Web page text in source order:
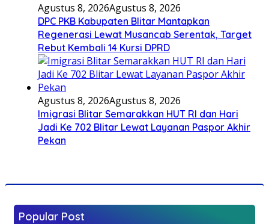
Agustus 8, 2026Agustus 8, 2026
DPC PKB Kabupaten Blitar Mantapkan
Regenerasi Lewat Musancab Serentak, Target
Rebut Kembali 14 Kursi DPRD
Agustus 8, 2026Agustus 8, 2026
Imigrasi Blitar Semarakkan HUT RI dan Hari
Jadi Ke 702 Blitar Lewat Layanan Paspor Akhir
Pekan
Popular Post